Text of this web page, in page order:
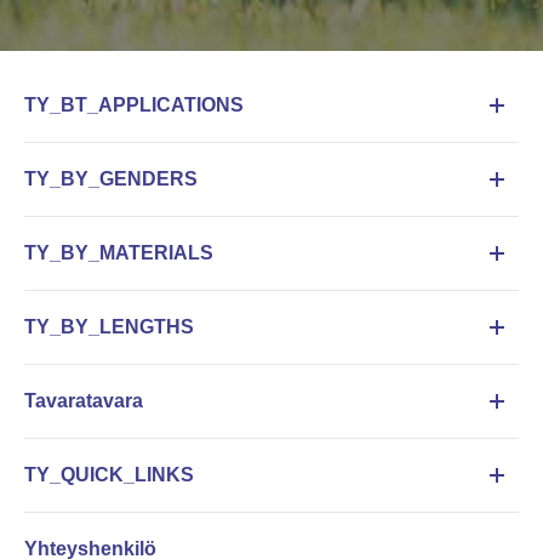
TY_BT_APPLICATIONS
TY_BY_GENDERS
TY_BY_MATERIALS
TY_BY_LENGTHS
Tavaratavara
TY_QUICK_LINKS
Yhteyshenkilö